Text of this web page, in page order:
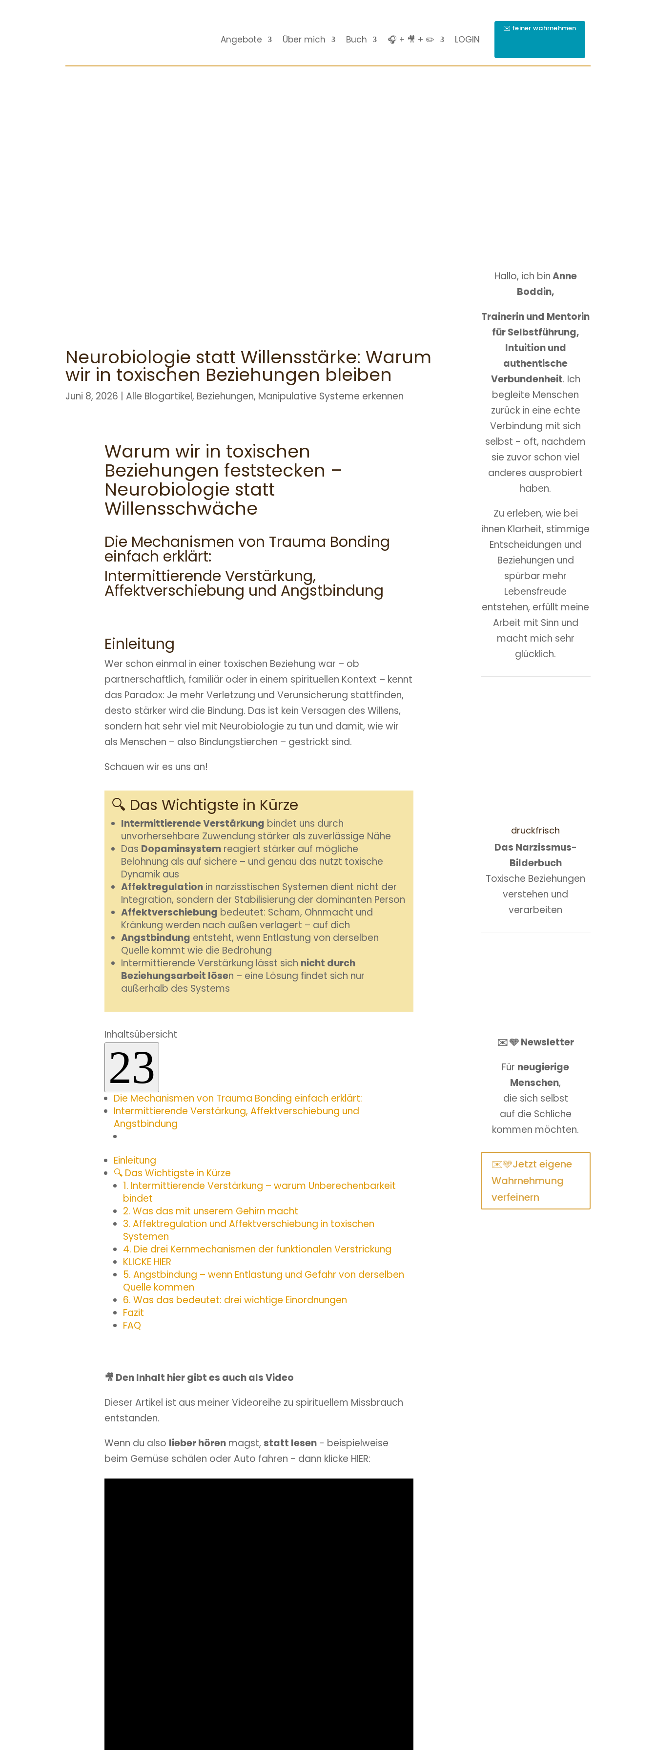
Angebote Über mich Buch 🎧 + 🎥 + ✏️ LOGIN
✉️ feiner wahrnehmen
Neurobiologie statt Willensstärke: Warum
wir in toxischen Beziehungen bleiben
Juni 8, 2026 |Alle Blogartikel, Beziehungen, Manipulative Systeme erkennen
Warum wir in toxischen
Beziehungen feststecken –
Neurobiologie statt
Willensschwäche
Die Mechanismen von Trauma Bonding
einfach erklärt:
Intermittierende Verstärkung,
Affektverschiebung und Angstbindung
Einleitung
Wer schon einmal in einer toxischen Beziehung war – ob
partnerschaftlich, familiär oder in einem spirituellen Kontext – kennt
das Paradox: Je mehr Verletzung und Verunsicherung stattfinden,
desto stärker wird die Bindung. Das ist kein Versagen des Willens,
sondern hat sehr viel mit Neurobiologie zu tun und damit, wie wir
als Menschen – also Bindungstierchen – gestrickt sind.
Schauen wir es uns an!
🔍 Das Wichtigste in Kürze
Intermittierende Verstärkung bindet uns durch
unvorhersehbare Zuwendung stärker als zuverlässige Nähe
Das Dopaminsystemreagiert stärker auf mögliche
Belohnung als auf sichere – und genau das nutzt toxische
Dynamik aus
Affektregulationin narzisstischen Systemen dient nicht der
Integration, sondern der Stabilisierung der dominanten Person
Affektverschiebung bedeutet: Scham, Ohnmacht und
Kränkung werden nach außen verlagert – auf dich
Angstbindung entsteht, wenn Entlastung von derselben
Quelle kommt wie die Bedrohung
Intermittierende Verstärkung lässt sich nicht durch
Beziehungsarbeit lösen – eine Lösung findet sich nur
außerhalb des Systems
Inhaltsübersicht
23
Die Mechanismen von Trauma Bonding einfach erklärt:
Intermittierende Verstärkung, Affektverschiebung und
Angstbindung
Einleitung
🔍 Das Wichtigste in Kürze
1. Intermittierende Verstärkung – warum Unberechenbarkeit
bindet
2. Was das mit unserem Gehirn macht
3. Affektregulation und Affektverschiebung in toxischen
Systemen
4. Die drei Kernmechanismen der funktionalen Verstrickung
KLICKE HIER
5. Angstbindung – wenn Entlastung und Gefahr von derselben
Quelle kommen
6. Was das bedeutet: drei wichtige Einordnungen
Fazit
FAQ
🎥 Den Inhalt hier gibt es auch als Video
Dieser Artikel ist aus meiner Videoreihe zu spirituellem Missbrauch
entstanden.
Wenn du also lieber hörenmagst, statt lesen- beispielweise
beim Gemüse schälen oder Auto fahren - dann klicke HIER:
Hallo, ich binAnne
Boddin,
Trainerin und Mentorin
für Selbstführung,
Intuition und
authentische
Verbundenheit. Ich
begleite Menschen
zurück in eine echte
Verbindung mit sich
selbst - oft, nachdem
sie zuvor schon viel
anderes ausprobiert
haben.
Zu erleben, wie bei
ihnen Klarheit, stimmige
Entscheidungen und
Beziehungen und
spürbar mehr
Lebensfreude
entstehen, erfüllt meine
Arbeit mit Sinn und
macht mich sehr
glücklich.
druckfrisch
Das Narzissmus-
Bilderbuch
Toxische Beziehungen
verstehen und
verarbeiten
✉️ 🩵 Newsletter
Für neugierige
Menschen,
die sich selbst
auf die Schliche
kommen möchten.
✉️🩵Jetzt eigene
Wahrnehmung
verfeinern